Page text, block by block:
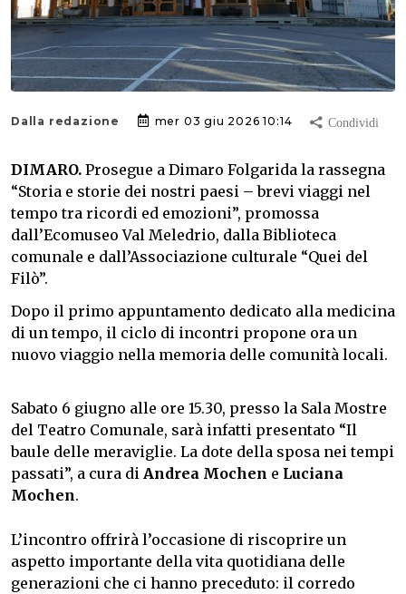
Dalla redazione mer 03 giu 2026 10:14
DIMARO. Prosegue a Dimaro Folgarida la rassegna
“Storia e storie dei nostri paesi – brevi viaggi nel
tempo tra ricordi ed emozioni”, promossa
dall’Ecomuseo Val Meledrio, dalla Biblioteca
comunale e dall’Associazione culturale “Quei del
Filò”.
Dopo il primo appuntamento dedicato alla medicina
di un tempo, il ciclo di incontri propone ora un
nuovo viaggio nella memoria delle comunità locali.
Sabato 6 giugno alle ore 15.30, presso la Sala Mostre
del Teatro Comunale, sarà infatti presentato “Il
baule delle meraviglie. La dote della sposa nei tempi
passati”, a cura di Andrea Mochen e Luciana
Mochen.
L’incontro offrirà l’occasione di riscoprire un
aspetto importante della vita quotidiana delle
generazioni che ci hanno preceduto: il corredo